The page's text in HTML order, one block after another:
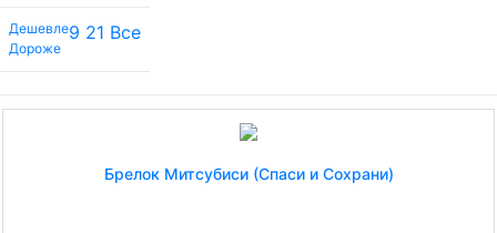
Дешевле
Дороже
9 21 Все
Брелок Митсубиси (Спаси и Сохрани)